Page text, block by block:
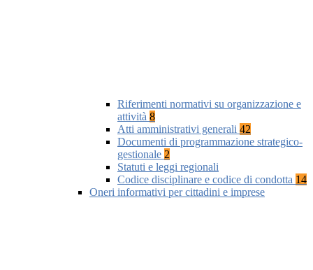
Riferimenti normativi su organizzazione e
attività 8
Atti amministrativi generali 42
Documenti di programmazione strategico-
gestionale 2
Statuti e leggi regionali
Codice disciplinare e codice di condotta 14
Oneri informativi per cittadini e imprese